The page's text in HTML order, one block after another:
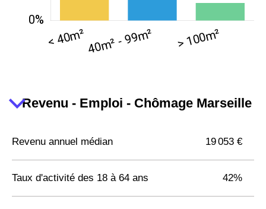
Revenu - Emploi - Chômage Marseille
Revenu annuel médian 19 053 €
Taux d'activité des 18 à 64 ans 42%